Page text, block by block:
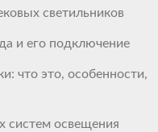
светильников
и его подключение
что это, особенности,
систем освещения